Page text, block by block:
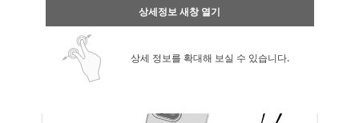
상세정보 새창 열기
상세 정보를 확대해 보실 수 있습니다.